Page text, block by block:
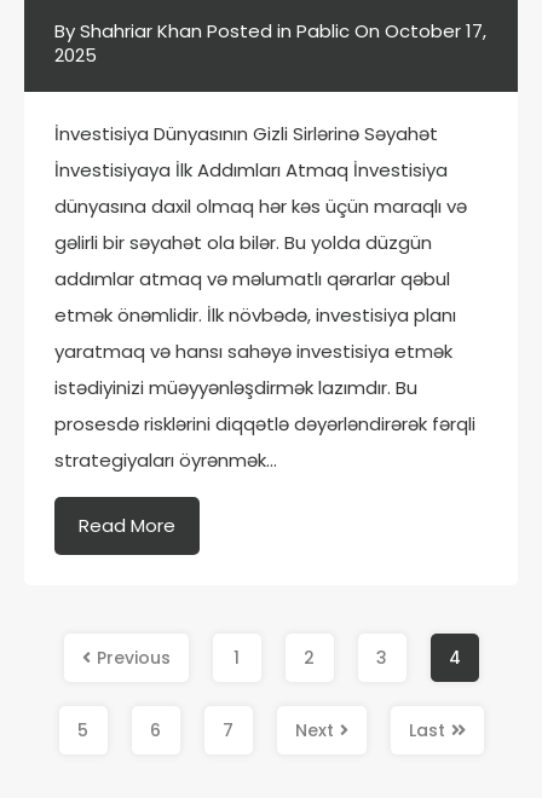
ByShahriar Khan Posted in PablicOn October 17,
2025
İnvestisiya Dünyasının Gizli Sirlərinə Səyahət
İnvestisiyaya İlk Addımları Atmaq İnvestisiya
dünyasına daxil olmaq hər kəs üçün maraqlı və
gəlirli bir səyahət ola bilər. Bu yolda düzgün
addımlar atmaq və məlumatlı qərarlar qəbul
etmək önəmlidir. İlk növbədə, investisiya planı
yaratmaq və hansı sahəyə investisiya etmək
istədiyinizi müəyyənləşdirmək lazımdır. Bu
prosesdə risklərini diqqətlə dəyərləndirərək fərqli
strategiyaları öyrənmək…
Read More
Previous 1 2 3 4
5 6 7 Next Last